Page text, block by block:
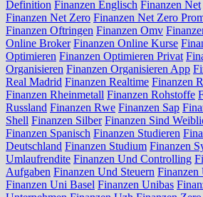
Definition Finanzen Englisch Finanzen Net
Finanzen Net Zero Finanzen Net Zero
Finanzen Oftringen Finanzen Omv
Online Broker Finanzen Online Kurse
Optimieren Finanzen Optimieren Privat
Organisieren Finanzen Organisieren App
Real Madrid Finanzen Realtime Finanzen
Finanzen Rheinmetall Finanzen Rohstoffe
Russland Finanzen Rwe Finanzen Sap
Shell Finanzen Silber Finanzen Sind
Finanzen Spanisch Finanzen Studieren
Deutschland Finanzen Studium Finanzen
Umlaufrendite Finanzen Und Controlling
Aufgaben Finanzen Und Steuern Finanzen
Finanzen Uni Basel Finanzen Unibas